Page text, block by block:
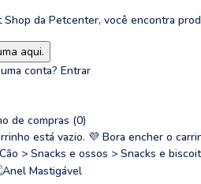
Shop da Petcenter, você encontra
conta? Entrar
de compras (0)
está vazio. 💜 Bora encher o
Cão > Snacks e ossos > Snacks e